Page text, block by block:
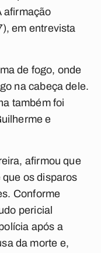
afirmação
em entrevista
de fogo, onde
na cabeça dele.
também foi
e
afirmou que
os disparos
Conforme
pericial
após a
da morte e,